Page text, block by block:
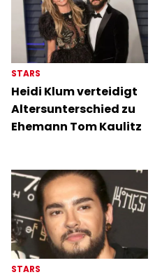
STARS
Heidi Klum verteidigt
Altersunterschied zu
Ehemann Tom Kaulitz
STARS